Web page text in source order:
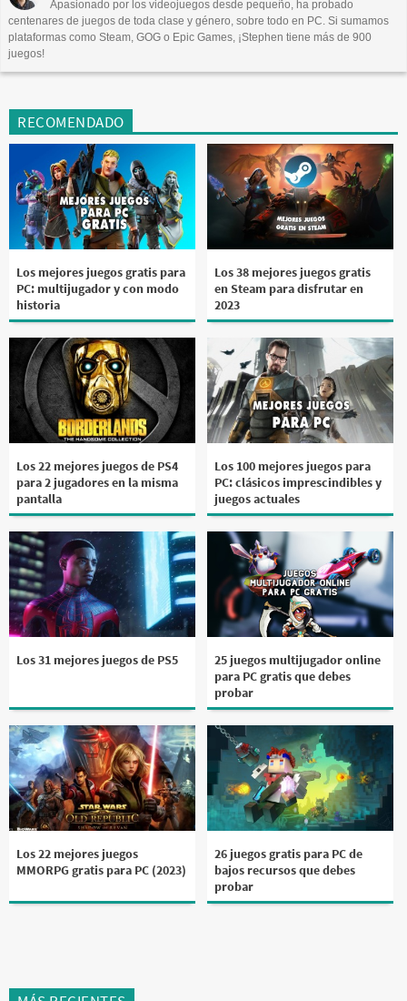
Otro
Apasionado por los videojuegos desde pequeño, ha probado
centenares de juegos de toda clase y género, sobre todo en PC. Si sumamos
plataformas como Steam, GOG o Epic Games, ¡Stephen tiene más de 900
juegos!
RECOMENDADO
Los mejores juegos gratis para
PC: multijugador y con modo
historia
Los 38 mejores juegos gratis
en Steam para disfrutar en
2023
Los 22 mejores juegos de PS4
para 2 jugadores en la misma
pantalla
Los 100 mejores juegos para
PC: clásicos imprescindibles y
juegos actuales
Los 31 mejores juegos de PS5
25 juegos multijugador online
para PC gratis que debes
probar
Los 22 mejores juegos
MMORPG gratis para PC (2023)
26 juegos gratis para PC de
bajos recursos que debes
probar